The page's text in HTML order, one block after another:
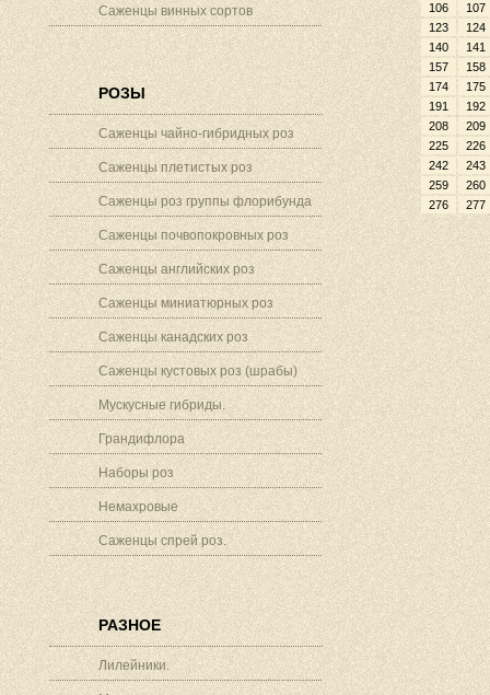
Саженцы винных сортов
РОЗЫ
Саженцы чайно-гибридных роз
Саженцы плетистых роз
Саженцы роз группы флорибунда
Саженцы почвопокровных роз
Саженцы английских роз
Саженцы миниатюрных роз
Саженцы канадских роз
Саженцы кустовых роз (шрабы)
Мускусные гибриды.
Грандифлора
Наборы роз
Немахровые
Саженцы спрей роз.
РАЗНОЕ
Лилейники.
106
107
123
124
140
141
157
158
174
175
191
192
208
209
225
226
242
243
259
260
276
277